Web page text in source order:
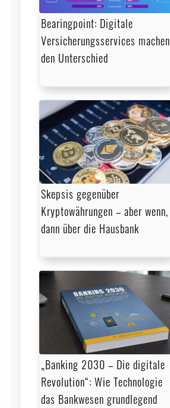
Bearingpoint: Digitale
Versicherungsservices machen
den Unterschied
Skepsis gegenüber
Kryptowährungen – aber wenn,
dann über die Hausbank
„Banking 2030 – Die digitale
Revolution“: Wie Technologie
das Bankwesen grundlegend